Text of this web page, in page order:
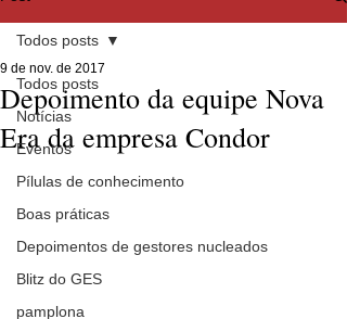
Todos posts
Notícias
Eventos
Pílulas de conhecimento
Boas práticas
Depoimentos de gestores nucleados
Blitz do GES
pamplona
Todos posts
Depoimento da equipe Nova
Era da empresa Condor
9 de nov. de 2017